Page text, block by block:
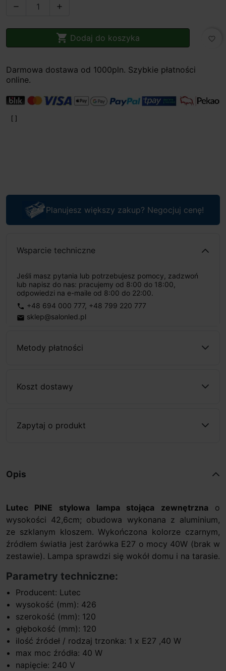
 
 Dodaj do koszyka favorite_border
Darmowa dostawa od 1000pln. Szybkie płatności
online.
Planujesz większy zakup? Negocjuj cenę!
Wsparcie techniczne
Jeśli masz pytania lub potrzebujesz pomocy, zadzwoń
lub napisz do nas: pracujemy od 8:00 do 18:00,
odpowiedzi na e-maile od 8:00 do 22:00.
phone +48 694 000 777, +48 799 220 777
email sklep@salonled.pl
Metody płatności
Koszt dostawy
Zapytaj o produkt
Opis
Lutec PINE stylowa lampa stojąca zewnętrzna o
wysokości 42,6cm; obudowa wykonana z aluminium,
ze szklanym kloszem. Wykończona kolorze czarnym,
źródłem światła jest żarówka E27 o mocy 40W (brak w
zestawie). Lampa sprawdzi się wokół domu i na tarasie.
Parametry techniczne:
Producent: Lutec
wysokość (mm): 426
szerokość (mm): 120
głębokość (mm): 120
ilość źródeł / rodzaj trzonka: 1 x E27 ,40 W
max moc źródła: 40 W
napięcie: 240 V